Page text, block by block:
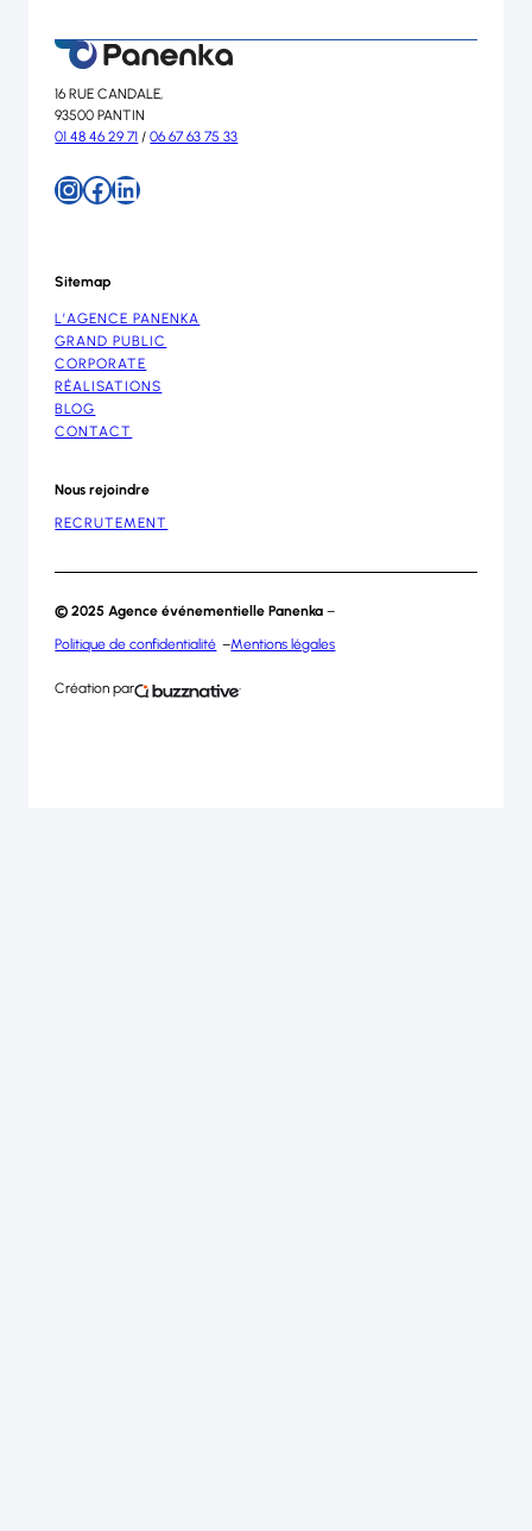
16 RUE CANDALE,
93500 PANTIN
01 48 46 29 71 /06 67 63 75 33
Instagram
Facebook
LinkedIn
Sitemap
L’AGENCE PANENKA
GRAND PUBLIC
CORPORATE
RÉALISATIONS
BLOG
CONTACT
Nous rejoindre
RECRUTEMENT
à
newsletter
Les
© 2025 Agence événementielle Panenka –
Politique de confidentialité
Mentions légales
Création par